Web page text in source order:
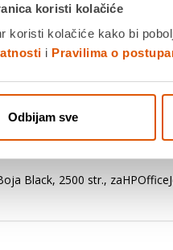
koristi kolačiće
koristi kolačiće kako bi
i Pravilima o
Odbijam sve
Povucite
Black, 2500 str.,